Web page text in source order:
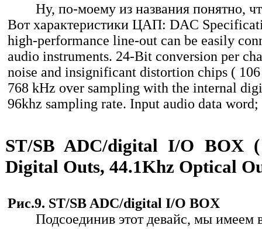
Ну, по-моему из названия понятно,
Вот характеристики ЦАП: DAC
high-performance line-out can be easily
audio instruments. 24-Bit conversion per
noise and insignificant distortion chips (
768 kHz over sampling with the internal
96khz sampling rate. Input audio data
ST/SB ADC/digital I/O
Digital Outs, 44.1Khz Optical
Рис.9. ST/SB ADC/digital I/O BOX
Подсоединив этот девайс, мы имеем